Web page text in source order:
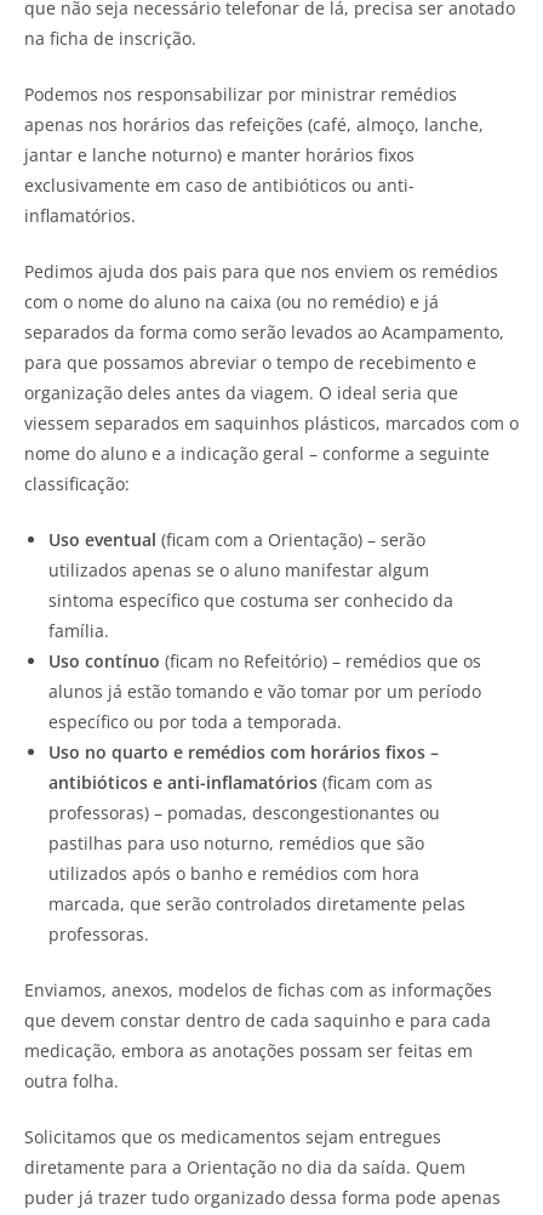
que não seja necessário telefonar de lá, precisa ser anotado
na ficha de inscrição.
Podemos nos responsabilizar por ministrar remédios
apenas nos horários das refeições (café, almoço, lanche,
jantar e lanche noturno) e manter horários fixos
exclusivamente em caso de antibióticos ou anti-
inflamatórios.
Pedimos ajuda dos pais para que nos enviem os remédios
com o nome do aluno na caixa (ou no remédio) e já
separados da forma como serão levados ao Acampamento,
para que possamos abreviar o tempo de recebimento e
organização deles antes da viagem. O ideal seria que
viessem separados em saquinhos plásticos, marcados com o
nome do aluno e a indicação geral – conforme a seguinte
classificação:
Uso eventual (ficam com a Orientação) – serão
utilizados apenas se o aluno manifestar algum
sintoma específico que costuma ser conhecido da
família.
Uso contínuo (ficam no Refeitório) – remédios que os
alunos já estão tomando e vão tomar por um período
específico ou por toda a temporada.
Uso no quarto e remédios com horários fixos –
antibióticos e anti-inflamatórios (ficam com as
professoras) – pomadas, descongestionantes ou
pastilhas para uso noturno, remédios que são
utilizados após o banho e remédios com hora
marcada, que serão controlados diretamente pelas
professoras.
Enviamos, anexos, modelos de fichas com as informações
que devem constar dentro de cada saquinho e para cada
medicação, embora as anotações possam ser feitas em
outra folha.
Solicitamos que os medicamentos sejam entregues
diretamente para a Orientação no dia da saída. Quem
puder já trazer tudo organizado dessa forma pode apenas